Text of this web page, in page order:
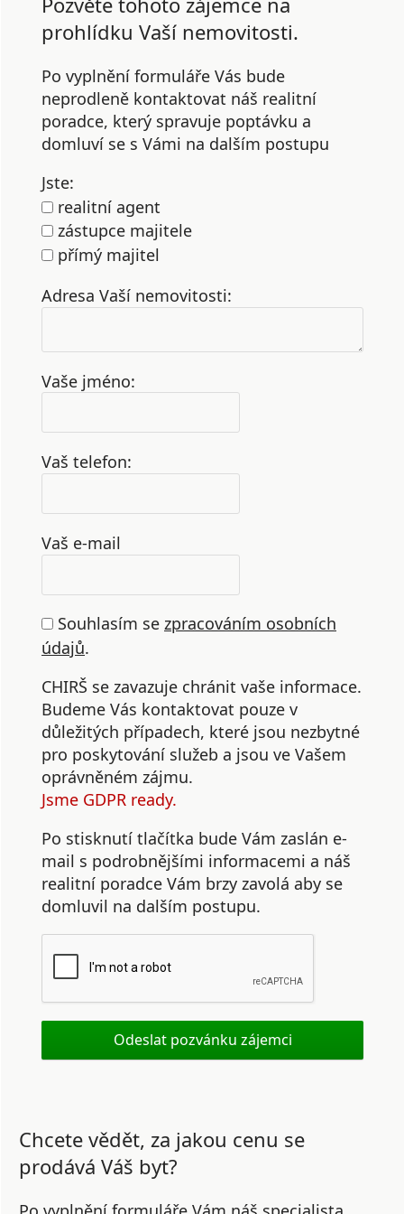
prohlídku Vaší nemovitosti.
Po vyplnění formuláře Vás bude
neprodleně kontaktovat náš realitní
poradce, který spravuje poptávku a
domluví se s Vámi na dalším postupu
Jste:
realitní agent
zástupce majitele
přímý majitel
Adresa Vaší nemovitosti:
Vaše jméno:
Vaš telefon:
Vaš e-mail
Souhlasím se zpracováním osobních
údajů.
CHIRŠ se zavazuje chránit vaše informace.
Budeme Vás kontaktovat pouze v
důležitých případech, které jsou nezbytné
pro poskytování služeb a jsou ve Vašem
oprávněném zájmu.
Jsme GDPR ready.
Po stisknutí tlačítka bude Vám zaslán e-
mail s podrobnějšími informacemi a náš
realitní poradce Vám brzy zavolá aby se
domluvil na dalším postupu.
Chcete vědět, za jakou cenu se
prodává Váš byt?